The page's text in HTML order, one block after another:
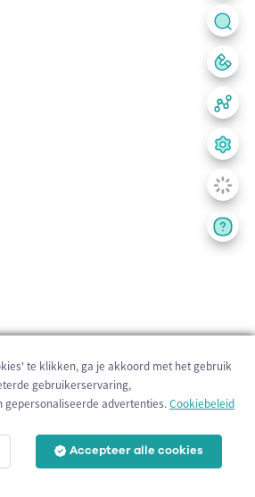
te klikken, ga je akkoord met het gebruik
gebruikerservaring,
gepersonaliseerde advertenties.Cookiebeleid
Accepteer alle cookies